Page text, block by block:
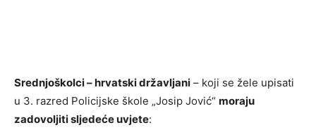
Srednjoškolci – hrvatski državljani – koji se žele upisati
u 3. razred Policijske škole „Josip Jović“ moraju
zadovoljiti sljedeće uvjete: